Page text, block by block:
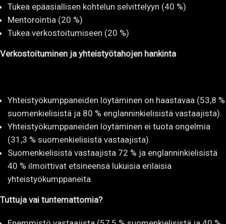
Tukea epäasiallisen kohtelun selvittelyyn (40 %)
Mentorointia (20 %)
Tukea verkostoitumiseen (20 %)
Verkostoituminen ja yhteistyötahojen hankinta
Yhteistyökumppaneiden löytäminen on haastavaa (53,8 %
suomenkielisistä ja 80 % englanninkielisistä vastaajista).
Yhteistyökumppaneiden löytäminen ei tuota ongelmia
(31,3 % suomenkielisistä vastaajista).
Suomenkielisistä vastaajista 72 % ja englanninkielisistä
40 % ilmoittivat etsineensä lukuisia erilaisia
yhteistyökumppaneita.
Tuttuja vai tuntemattomia?